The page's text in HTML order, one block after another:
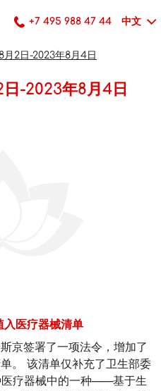
+7 495 988 47 44 中文
月2日-2023年8月4日
-2023年8月4日
医疗器械清单
京签署了一项法令，增加了
。 该清单仅补充了卫生部委
医疗器械中的一种——基于生